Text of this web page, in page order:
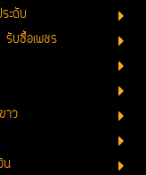
ะดับ
รับซื้อเพชร
าว
น